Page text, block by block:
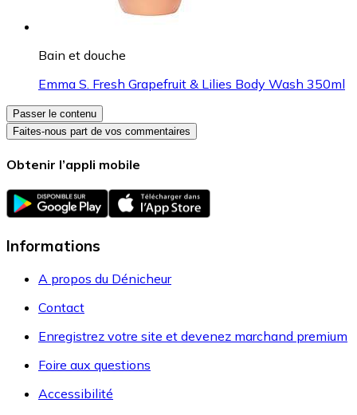
Bain et douche
Emma S. Fresh Grapefruit & Lilies Body Wash 350ml
Passer le contenu
Faites-nous part de vos commentaires
Obtenir l’appli mobile
Informations
A propos du Dénicheur
Contact
Enregistrez votre site et devenez marchand premium
Foire aux questions
Accessibilité